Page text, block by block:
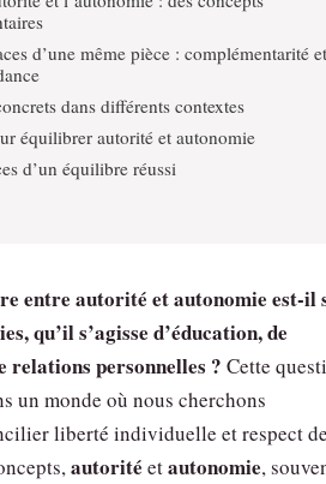
d’une même pièce : complémentarité et
dans différents contextes
équilibrer autorité et autonomie
d’un équilibre réussi
entre autorité et autonomie est-il
qu’il s’agisse d’éducation, de
relations personnelles ? Cette
un monde où nous cherchons
liberté individuelle et respect
autorité etautonomie,